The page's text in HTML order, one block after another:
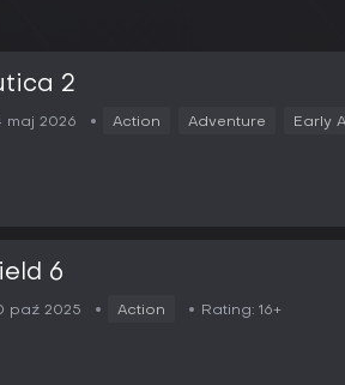
2
maj 2026 Action Adventure Early
6
paź 2025 Action Rating: 16+